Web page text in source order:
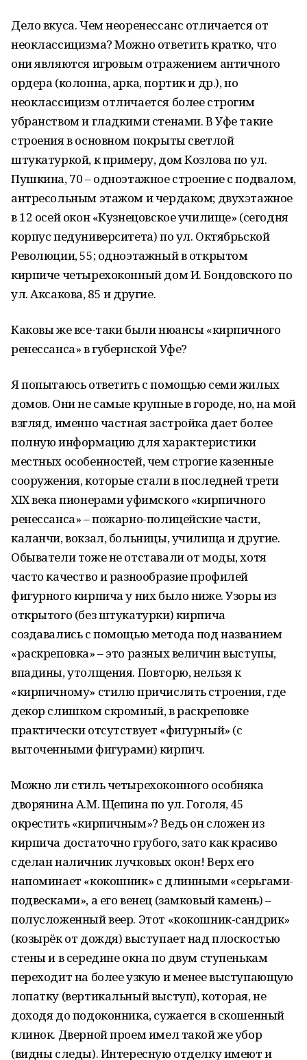
Дело вкуса. Чем неоренессанс отличается от
неоклассицизма? Можно ответить кратко, что
они являются игровым отражением античного
ордера (колонна, арка, портик и др.), но
неоклассицизм отличается более строгим
убранством и гладкими стенами. В Уфе такие
строения в основном покрыты светлой
штукатуркой, к примеру, дом Козлова по ул.
Пушкина, 70 – одноэтажное строение с подвалом,
антресольным этажом и чердаком; двухэтажное
в 12 осей окон «Кузнецовское училище» (сегодня
корпус педуниверситета) по ул. Октябрьской
Революции, 55; одноэтажный в открытом
кирпиче четырехоконный дом И. Бондовского по
ул. Аксакова, 85 и другие.
Каковы же все-таки были нюансы «кирпичного
ренессанса» в губернской Уфе?
Я попытаюсь ответить с помощью семи жилых
домов. Они не самые крупные в городе, но, на мой
взгляд, именно частная застройка дает более
полную информацию для характеристики
местных особенностей, чем строгие казенные
сооружения, которые стали в последней трети
XIX века пионерами уфимского «кирпичного
ренессанса» – пожарно-полицейские части,
каланчи, вокзал, больницы, училища и другие.
Обыватели тоже не отставали от моды, хотя
часто качество и разнообразие профилей
фигурного кирпича у них было ниже. Узоры из
открытого (без штукатурки) кирпича
создавались с помощью метода под названием
«раскреповка» – это разных величин выступы,
впадины, утолщения. Повторю, нельзя к
«кирпичному» стилю причислять строения, где
декор слишком скромный, в раскреповке
практически отсутствует «фигурный» (с
выточенными фигурами) кирпич.
Можно ли стиль четырехоконного особняка
дворянина А.М. Щепина по ул. Гоголя, 45
окрестить «кирпичным»? Ведь он сложен из
кирпича достаточно грубого, зато как красиво
сделан наличник лучковых окон! Верх его
напоминает «кокошник» с длинными «серьгами-
подвесками», а его венец (замковый камень) –
полусложенный веер. Этот «кокошник-сандрик»
(козырёк от дождя) выступает над плоскостью
стены и в середине окна по двум ступенькам
переходит на более узкую и менее выступающую
лопатку (вертикальный выступ), которая, не
доходя до подоконника, сужается в скошенный
клинок. Дверной проем имел такой же убор
(видны следы). Интересную отделку имеют и